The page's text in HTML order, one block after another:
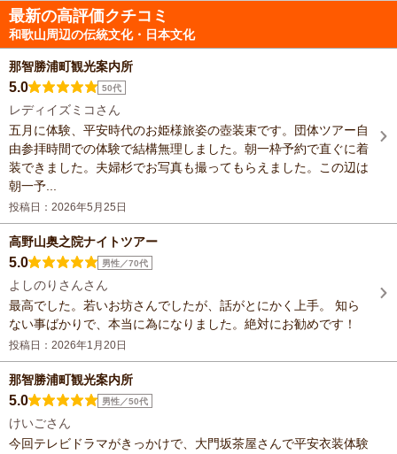
最新の高評価クチコミ
和歌山周辺の伝統文化・日本文化
那智勝浦町観光案内所
5.0 50代
レディイズミコさん
五月に体験、平安時代のお姫様旅姿の壺装束です。団体ツアー自
由参拝時間での体験で結構無理しました。朝一枠予約で直ぐに着
装できました。夫婦杉でお写真も撮ってもらえました。この辺は
朝一予...
投稿日：2026年5月25日
高野山奥之院ナイトツアー
5.0 男性／70代
よしのりさんさん
最高でした。若いお坊さんでしたが、話がとにかく上手。 知ら
ない事ばかりで、本当に為になりました。絶対にお勧めです！
投稿日：2026年1月20日
那智勝浦町観光案内所
5.0 男性／50代
けいごさん
今回テレビドラマがきっかけで、大門坂茶屋さんで平安衣装体験